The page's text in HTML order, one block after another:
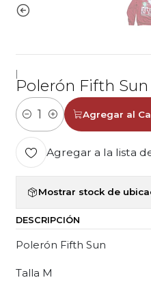
Polerón Fifth Sun
Cantidad
Agregar al
Agregar a la lista
Mostrar stock de
DESCRIPCIÓN
Polerón Fifth Sun
Talla M